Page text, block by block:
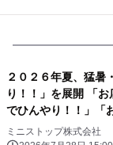
２０２６年夏、猛暑
り！！」を展開 「
でひんやり！！」「
ミニストップ株式会社